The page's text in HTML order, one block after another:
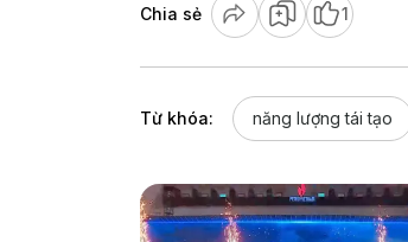
Chia sẻ 1
Từ khóa: năng lượng tái tạo